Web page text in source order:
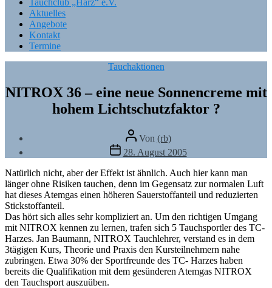
Tauchclub „Harz“ e.V.
Aktuelles
Angebote
Kontakt
Termine
Kategorien
Tauchaktionen
NITROX 36 – eine neue Sonnencreme mit
hohem Lichtschutzfaktor ?
Beitragsautor
Von (rb)
Veröffentlichungsdatum
28. August 2005
Natürlich nicht, aber der Effekt ist ähnlich. Auch hier kann man
länger ohne Risiken tauchen, denn im Gegensatz zur normalen Luft
hat dieses Atemgas einen höheren Sauerstoffanteil und reduzierten
Stickstoffanteil.
Das hört sich alles sehr kompliziert an. Um den richtigen Umgang
mit NITROX kennen zu lernen, trafen sich 5 Tauchsportler des TC-
Harzes. Jan Baumann, NITROX Tauchlehrer, verstand es in dem
3tägigen Kurs, Theorie und Praxis den Kursteilnehmern nahe
zubringen. Etwa 30% der Sportfreunde des TC- Harzes haben
bereits die Qualifikation mit dem gesünderen Atemgas NITROX
den Tauchsport auszuüben.